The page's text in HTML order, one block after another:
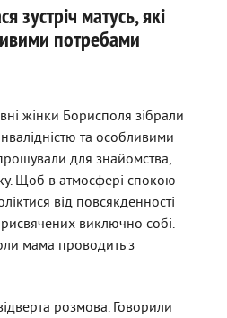
зустріч матусь, які
потребами
жінки Борисполя зібрали
та особливими
для знайомства,
Щоб в атмосфері спокою
від повсякденності
виключно собі.
мама проводить з
розмова. Говорили